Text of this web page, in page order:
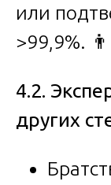
или
>99,9%.
4.2.
других